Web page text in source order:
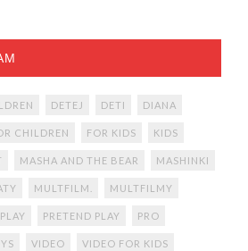
DETEJ DETI DIANA
CHILDREN FOR KIDS KIDS
MASHA AND THE BEAR MASHINKI
MULTFILM. MULTFILMY
PLAY PRETEND PLAY PRO
VIDEO VIDEO FOR KIDS